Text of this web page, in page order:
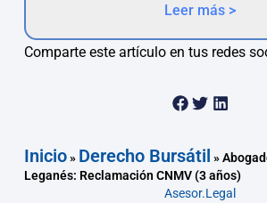
Leer más >
Comparte este artículo en tus redes
Inicio» Derecho Bursátil »
Leganés: Reclamación CNMV (3 años)
Asesor.Legal